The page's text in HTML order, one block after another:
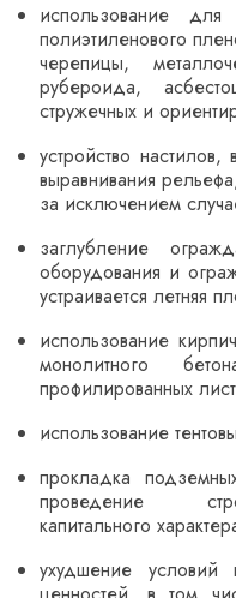
использование
полиэтиленового
черепицы,
рубероида,
стружечных и
устройство
выравнивания
за исключением
заглубление
оборудования и
устраивается летняя
использование
монолитного
профилированных
использование
прокладка
проведение
капитального
ухудшение условий